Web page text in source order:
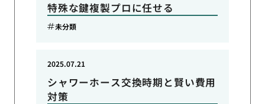
特殊な鍵複製プロに任せる
未分類
シャワーホース交換時期と賢い費用
対策
2025.07.21